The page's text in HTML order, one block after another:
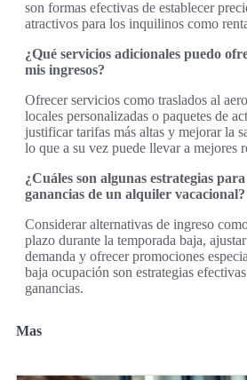
son formas efectivas de establecer
atractivos para los inquilinos como
¿Qué servicios adicionales puedo
mis ingresos?
Ofrecer servicios como traslados al
locales personalizadas o paquetes de
justificar tarifas más altas y mejorar la
lo que a su vez puede llevar a mejores
¿Cuáles son algunas estrategias
ganancias de un alquiler vacacional?
Considerar alternativas de ingreso
plazo durante la temporada baja,
demanda y ofrecer promociones
baja ocupación son estrategias
ganancias.
Mas